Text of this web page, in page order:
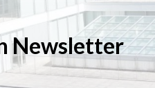
Newsletter